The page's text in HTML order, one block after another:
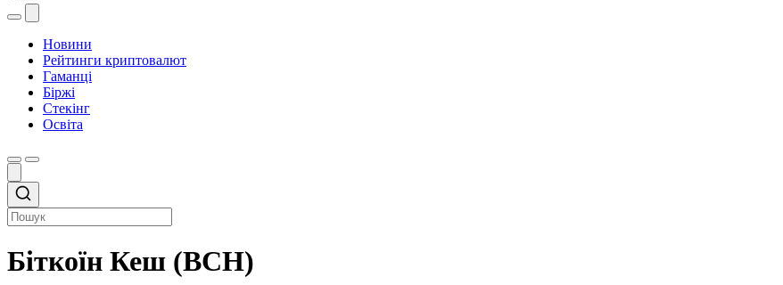
Новини
Рейтинги криптовалют
Гаманці
Біржі
Стекінг
Освіта
Біткоїн Кеш (BCH)